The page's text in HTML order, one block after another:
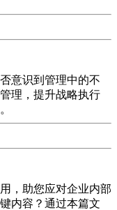
意识到管理中的不
理，提升战略执行
，助您应对企业内部
内容？通过本篇文